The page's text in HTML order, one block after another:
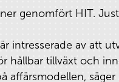
genomfört HIT.
intresserade av att
hållbar tillväxt och
affärsmodellen,